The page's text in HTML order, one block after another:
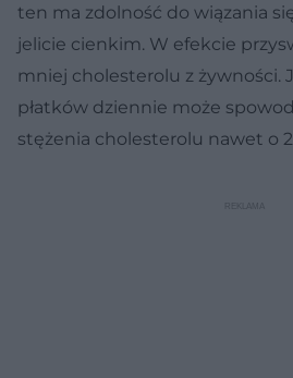
ten ma zdolność do wiązania
jelicie cienkim. W efekcie
mniej cholesterolu z żywności.
płatków dziennie może
stężenia cholesterolu nawet o